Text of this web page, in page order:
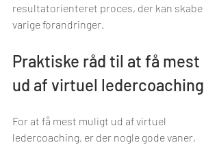
resultatorienteret proces, der kan skabe
varige forandringer.
Praktiske råd til at få mest
ud af virtuel ledercoaching
For at få mest muligt ud af virtuel
ledercoaching, er der nogle gode vaner,